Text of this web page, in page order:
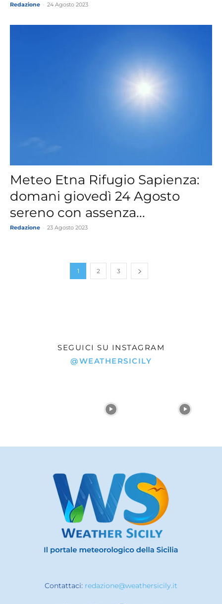
Redazione 24 Agosto 2023
Meteo Etna Rifugio Sapienza:
domani giovedì 24 Agosto
sereno con assenza...
Redazione 23 Agosto 2023
1 2 3
SEGUICI SU INSTAGRAM
@WEATHERSICILY
Contattaci: redazione@weathersicily.it